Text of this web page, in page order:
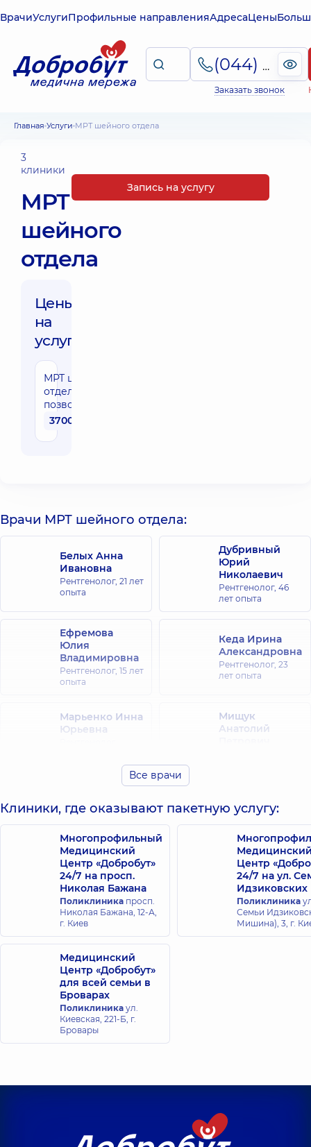
ВрачиУслугиПрофильные направленияАдресаЦены
(044) 495-2-888
Заказать звонок
Главная Услуги МРТ шейного отдела
3
клиники
МРТ
шейного
отдела
Цены
на
услуги:
МРТ шейного
отдела
позвоночника
3700 грн
Запись на услугу
Врачи МРТ шейного отдела:
Белых Анна
Ивановна
Рентгенолог, 21 лет
опыта
Дубривный
Юрий
Николаевич
Рентгенолог, 46
лет опыта
Ефремова
Юлия
Владимировна
Рентгенолог, 15 лет
опыта
Кеда Ирина
Александровна
Рентгенолог, 23
лет опыта
Марьенко Инна
Юрьевна
Мищук
Анатолий
Казимира
Казимировна
Рентгенолог,45
лет опыта
Все врачи
Клиники, где оказывают пакетную услугу:
Многопрофильный
Медицинский
Центр «Добробут»
24/7 на просп.
Николая Бажана
Поликлиника просп.
Николая Бажана, 12-А,
г. Киев
Центр
24/7 на ул.
Идзиковских
Поликлиника
Семьи
Мишина), 3, г.
Медицинский
Центр «Добробут»
для всей семьи в
Броварах
Поликлиника ул.
Киевская, 221-Б, г.
Бровары